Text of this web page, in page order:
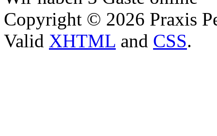
Copyright © 2026 Praxis
Valid XHTML and CSS.